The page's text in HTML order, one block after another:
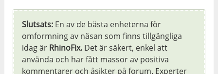
Slutsats: En av de bästa enheterna för
omformning av näsan som finns tillgängliga
idag är RhinoFix. Det är säkert, enkel att
använda och har fått massor av positiva
kommentarer och åsikter på forum. Experter